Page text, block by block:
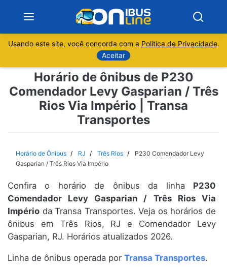
Sobre
Minas Gerais
Rio de Janeiro
Espírito Santo
Paraná
Santa Catarina
Rio Grande do Sul
Usando este site, você concorda com a Política de Privacidade.
Aceitar
Horário de ônibus de P230
Comendador Levy Gasparian / Três
Rios Via Império | Transa
Transportes
Horário de Ônibus RJ Três Rios
P230 Comendador Levy
Gasparian / Três Rios Via Império
Confira o horário de ônibus da linha P230
Comendador Levy Gasparian / Três Rios Via
Império da Transa Transportes. Veja os horários de
ônibus em Três Rios, RJ e Comendador Levy
Gasparian, RJ. Horários atualizados 2026.
Linha de ônibus operada por Transa Transportes.